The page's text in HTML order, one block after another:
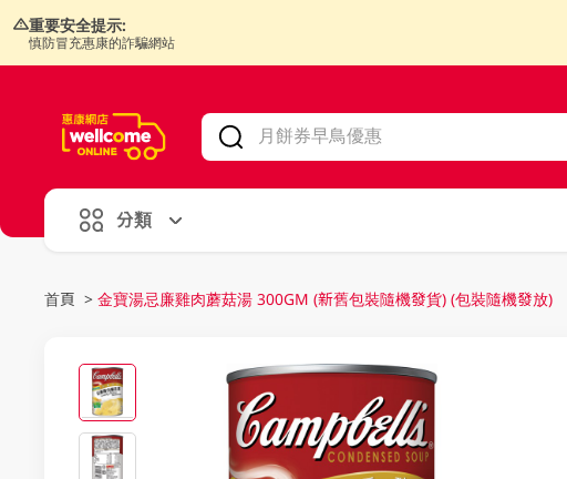
重要安全提示:
慎防冒充惠康的詐騙網站
分類
首頁 > 金寶湯忌廉雞肉蘑菇湯 300GM (新舊包裝隨機發貨) (包裝隨機發放)